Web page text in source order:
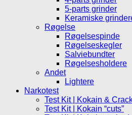
5-parts grinder
Keramiske
Røgelse
Røgelsespinde
Røgelseskegler
Salviebundter
Røgelsesholdere
Andet
Lightere
Narkotest
Test Kit | Kokain &
Test Kit | Kokain “cuts”